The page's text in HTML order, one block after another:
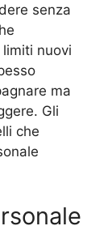
senza
nuovi
ma
Gli
che